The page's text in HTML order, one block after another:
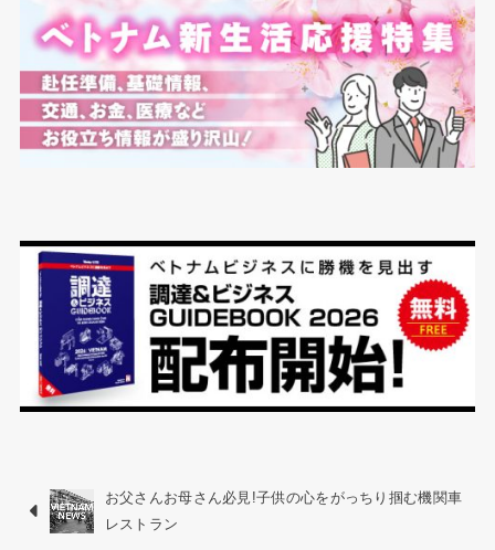
お父さんお母さん必見!子供の心をがっちり掴む機関車
レストラン